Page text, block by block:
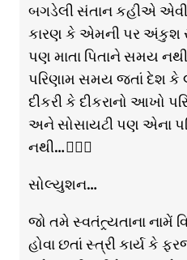
બગડેલી સંતાન કહીએ
કારણ કે એમની પર અંકુશ
પણ માતા પિતાને સમય
પરિણામ સમય જતાં દેશ
દીકરી કે દીકરાનો આખો
અને સોસાયટી પણ એના
નથી…
સોલ્યુશન…
જો તમે સ્વતંત્ર્યતાના નામેં
હોવા છતાં સ્ત્રી કાર્ય કે